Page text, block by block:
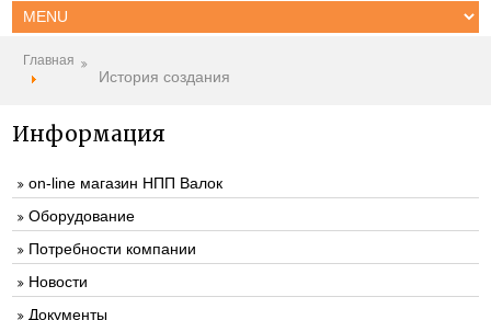
Главная
История создания
Информация
on-line магазин НПП Валок
Оборудование
Потребности компании
Новости
Документы